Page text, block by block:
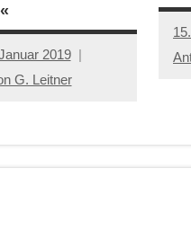
2019
G. Leitner